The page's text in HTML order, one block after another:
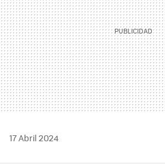
17 Abril 2024